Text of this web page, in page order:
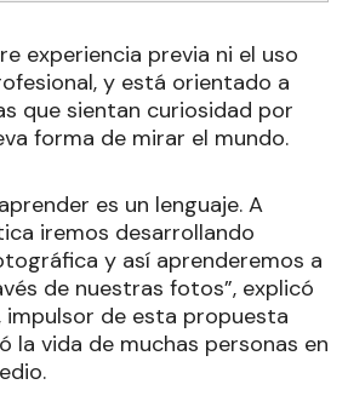
experiencia previa ni el uso
y está orientado a
que sientan curiosidad por
forma de mirar el mundo.
es un lenguaje. A
iremos desarrollando
y así aprenderemos a
de nuestras fotos”, explicó
impulsor de esta propuesta
la vida de muchas personas en